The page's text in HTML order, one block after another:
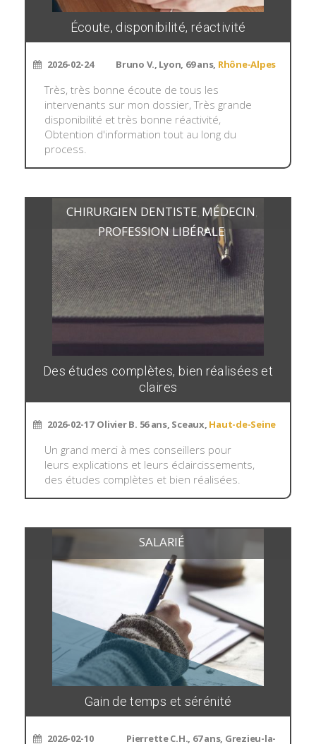
Écoute, disponibilité, réactivité
2026-02-24 Bruno V., Lyon, 69 ans, Rhône-Alpes
Très, très bonne écoute de tous les
intervenants sur mon dossier, Très grande
disponibilité et très bonne réactivité,
Obtention d'information tout au long du
process.
CHIRURGIEN DENTISTE, MÉDECIN,
PROFESSION LIBÉRALE
Des études complètes, bien réalisées et
claires
2026-02-17 Olivier B. 56 ans, Sceaux, Haut-de-Seine
Un grand merci à mes conseillers pour
leurs explications et leurs éclaircissements,
des études complètes et bien réalisées.
SALARIÉ
Gain de temps et sérénité
2026-02-10
Pierrette C.H., 67 ans, Grezieu-la-